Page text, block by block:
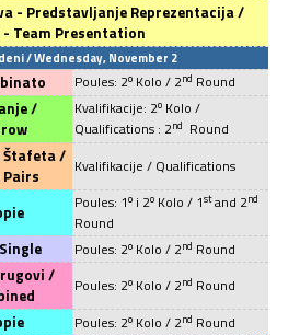
- Predstavljanje Reprezentacija /
Team Presentation
/ Wednesday, November 2
Poules: 2o Kolo / 2nd Round
/
Kvalifikacije: 2o Kolo /
Qualifications : 2nd Round
Štafeta / Kvalifikacije / Qualifications
Poules: 1o i 2o Kolo / 1stand 2nd
Round
Poules: 2o Kolo / 2nd Round
/
Poules: 2o Kolo / 2nd Round
Poules: 2o Kolo / 2nd Round